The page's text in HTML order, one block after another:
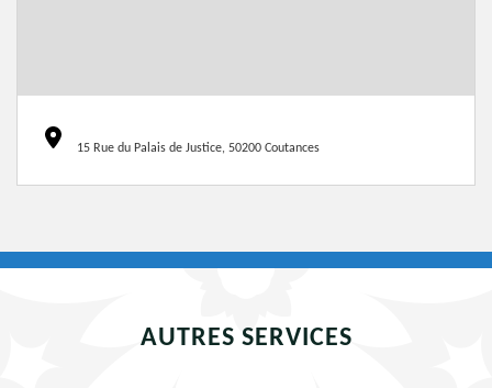
15 Rue du Palais de Justice, 50200 Coutances
AUTRES SERVICES